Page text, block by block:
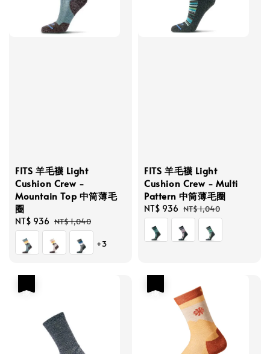
FITS 羊毛襪 Light
Cushion Crew -
Mountain Top 中筒薄毛
圈
Sale
price
NT$ 936 Regular
price
NT$ 1,040
+3
FITS 羊毛襪 Light
Cushion Crew - Multi
Pattern 中筒薄毛圈
Sale
price
NT$ 936 Regular
price
NT$ 1,040